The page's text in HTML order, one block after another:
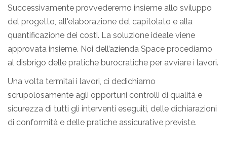
Successivamente provvederemo insieme allo sviluppo
del progetto, all'elaborazione del capitolato e alla
quantificazione dei costi. La soluzione ideale viene
approvata insieme. Noi dell’azienda Space procediamo
al disbrigo delle pratiche burocratiche per avviare i lavori.
Una volta termitai i lavori, ci dedichiamo
scrupolosamente agli opportuni controlli di qualità e
sicurezza di tutti gli interventi eseguiti, delle dichiarazioni
di conformità e delle pratiche assicurative previste.